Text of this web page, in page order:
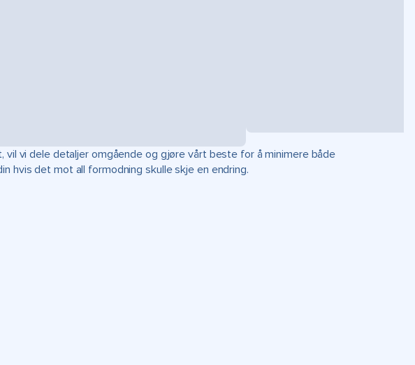
vil vi dele detaljer omgående og gjøre vårt beste for å minimere både
hvis det mot all formodning skulle skje en endring.